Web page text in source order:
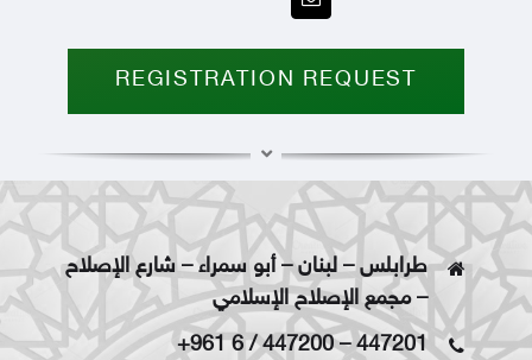
REGISTRATION REQUEST
طرابلس – لبنان – أبو سمراء – شارع الإصلاح
– مجمع الإصلاح الإسلامي
+961 6 / 447200–447201